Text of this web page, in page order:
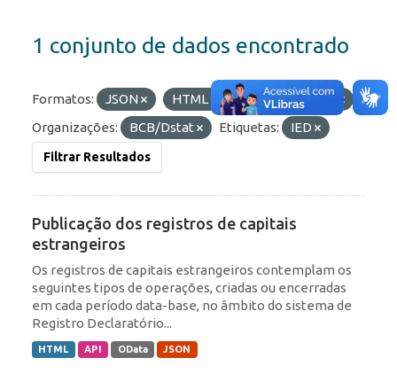
1 conjunto de dados encontrado
Formatos: JSON HTML OData
API
Organizações:
BCB/Dstat Etiquetas: IED
Filtrar Resultados
Publicação dos registros de capitais
estrangeiros
Os registros de capitais estrangeiros contemplam os
seguintes tipos de operações, criadas ou encerradas
em cada período data-base, no âmbito do sistema de
Registro Declaratório...
HTML API OData JSON